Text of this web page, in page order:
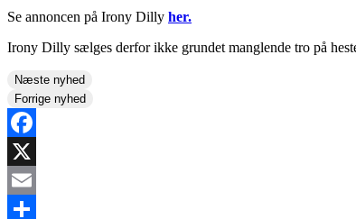
Se annoncen på Irony Dilly her.
Irony Dilly sælges derfor ikke grundet manglende tro på
Næste nyhed
Forrige nyhed
Facebook
X
Email